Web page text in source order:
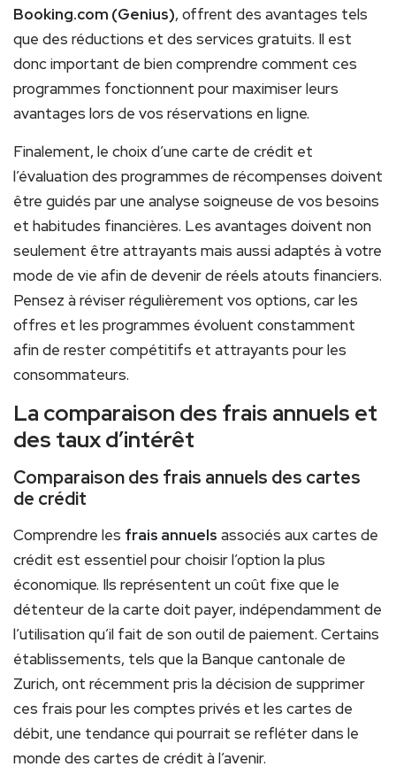
Booking.com (Genius), offrent des avantages tels
que des réductions et des services gratuits. Il est
donc important de bien comprendre comment ces
programmes fonctionnent pour maximiser leurs
avantages lors de vos réservations en ligne.
Finalement, le choix d’une carte de crédit et
l’évaluation des programmes de récompenses doivent
être guidés par une analyse soigneuse de vos besoins
et habitudes financières. Les avantages doivent non
seulement être attrayants mais aussi adaptés à votre
mode de vie afin de devenir de réels atouts financiers.
Pensez à réviser régulièrement vos options, car les
offres et les programmes évoluent constamment
afin de rester compétitifs et attrayants pour les
consommateurs.
La comparaison des frais annuels et
des taux d’intérêt
Comparaison des frais annuels des cartes
de crédit
Comprendre les frais annuels associés aux cartes de
crédit est essentiel pour choisir l’option la plus
économique. Ils représentent un coût fixe que le
détenteur de la carte doit payer, indépendamment de
l’utilisation qu’il fait de son outil de paiement. Certains
établissements, tels que la Banque cantonale de
Zurich, ont récemment pris la décision de supprimer
ces frais pour les comptes privés et les cartes de
débit, une tendance qui pourrait se refléter dans le
monde des cartes de crédit à l’avenir.